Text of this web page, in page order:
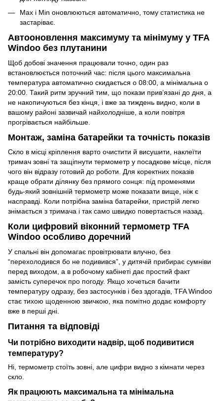
Max і Min оновлюються автоматично, тому статистика не
застаріває.
Автооновлення максимуму та мінімуму у TFA
Windoo без плутанини
Щоб добові значення працювали точно, один раз
встановлюється поточний час: після цього максимальна
температура автоматично скидається о 08:00, а мінімальна о
20:00. Такий ритм зручний тим, що покази прив’язані до дня, а
не накопичуються без кінця, і вже за тиждень видно, коли в
вашому районі зазвичай найхолодніше, а коли повітря
прогрівається найбільше.
Монтаж, заміна батарейки та точність показів
Скло в місці кріплення варто очистити й висушити, наклеїти
тримач зовні та защіпнути термометр у посадкове місце, після
чого він відразу готовий до роботи. Для коректних показів
краще обрати ділянку без прямого сонця: під променями
будь-який зовнішній термометр може показати вище, ніж є
насправді. Коли потрібна заміна батарейки, пристрій легко
знімається з тримача і так само швидко повертається назад.
Коли цифровий віконний термометр TFA
Windoo особливо доречний
У спальні він допомагає провітрювати влучно, без
“перехолодився бо не подивився”, у дитячій прибирає сумніви
перед виходом, а в робочому кабінеті дає простий факт
замість суперечок про погоду. Якщо хочеться бачити
температуру одразу, без застосунків і без здогадів, TFA Windoo
стає тихою щоденною звичкою, яка помітно додає комфорту
вже в перші дні.
Питання та відповіді
Чи потрібно виходити надвір, щоб подивитися
температуру?
Ні, термометр стоїть зовні, але цифри видно з кімнати через
скло.
Як працюють максимальна та мінімальна